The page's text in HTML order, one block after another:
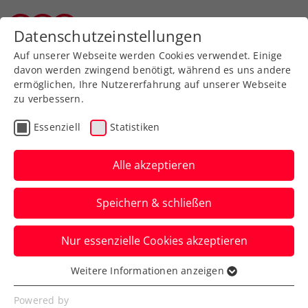
Rollstuhltennis
Topfinale Rodionov gegen
Misolic bei win2day ÖTV-
Staatsmeisterschaften
Bei den Damen kommt’s zum Duell der
befreundeten Salzburgerinnen Arabella
Datenschutzeinstellungen
Auf unserer Webseite werden Cookies verwendet. Einige
davon werden zwingend benötigt, während es uns andere
ermöglichen, Ihre Nutzererfahrung auf unserer Webseite
zu verbessern.
Essenziell Statistiken
Alle akzeptieren
Speichern & schließen
Nur essenzielle Cookies akzeptieren
Essenziell
Essenzielle Cookies werden für grundlegende
Weitere Informationen anzeigen
Powered by